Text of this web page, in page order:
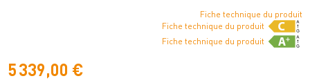
Fiche technique du produit
Fiche technique du produit
Fiche technique du produit
5 339,00 €